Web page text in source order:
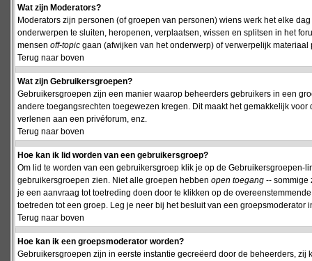
Wat zijn Moderators?
Moderators zijn personen (of groepen van personen) wiens werk het elke
onderwerpen te sluiten, heropenen, verplaatsen, wissen en splitsen in het
mensen off-topic gaan (afwijken van het onderwerp) of verwerpelijk materiaal
Terug naar boven
Wat zijn Gebruikersgroepen?
Gebruikersgroepen zijn een manier waarop beheerders gebruikers in een
andere toegangsrechten toegewezen kregen. Dit maakt het gemakkelijk
verlenen aan een privéforum, enz.
Terug naar boven
Hoe kan ik lid worden van een gebruikersgroep?
Om lid te worden van een gebruikersgroep klik je op de
gebruikersgroepen zien. Niet alle groepen hebben open toegang -- sommige
je een aanvraag tot toetreding doen door te klikken op de
toetreden tot een groep. Leg je neer bij het besluit van een
Terug naar boven
Hoe kan ik een groepsmoderator worden?
Gebruikersgroepen zijn in eerste instantie gecreëerd door de beheerders,